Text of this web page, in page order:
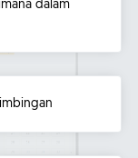
dalam